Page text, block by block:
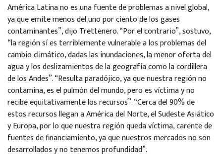
América Latina no es una fuente de problemas a nivel global,
ya que emite menos del uno por ciento de los gases
contaminantes”, dijo Trettenero. “Por el contrario”, sostuvo,
“la región sí es terriblemente vulnerable a los problemas del
cambio climático, dadas las inundaciones, la menor oferta del
agua y los deslizamientos de la geografía como la cordillera
de los Andes”. “Resulta paradójico, ya que nuestra región no
contamina, es el pulmón del mundo, pero es víctima y no
recibe equitativamente los recursos”. “Cerca del 90% de
estos recursos llegan a América del Norte, el Sudeste Asiático
y Europa, por lo que nuestra región queda víctima, carente de
fuentes de financiamiento, ya que nuestros mercados no son
desarrollados y no tenemos profundidad”.